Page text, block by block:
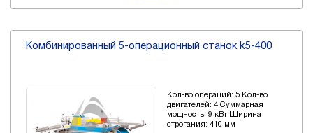
Комбинированный 5-операционный станок k5-400
Кол-во операций: 5 Кол-во
двигателей: 4 Суммарная
мощность: 9 кВт Ширина
строгания: 410 мм